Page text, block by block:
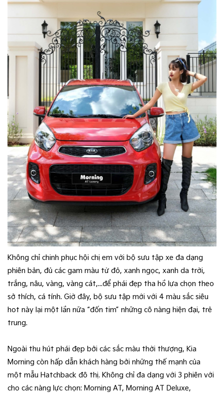
Không chỉ chinh phục hội chị em với bộ sưu tập xe đa dạng
phiên bản, đủ các gam màu từ đỏ, xanh ngọc, xanh da trời,
trắng, nâu, vàng, vàng cát,...để phái đẹp tha hồ lựa chọn theo
sở thích, cá tính. Giờ đây, bộ sưu tập mới với 4 màu sắc siêu
hot này lại một lần nữa “đốn tim” những cô nàng hiện đại, trẻ
trung.
Ngoài thu hút phái đẹp bởi các sắc màu thời thượng, Kia
Morning còn hấp dẫn khách hàng bởi những thế mạnh của
một mẫu Hatchback đô thị. Không chỉ đa dạng với 3 phiên với
cho các nàng lực chọn: Morning AT, Morning AT Deluxe,